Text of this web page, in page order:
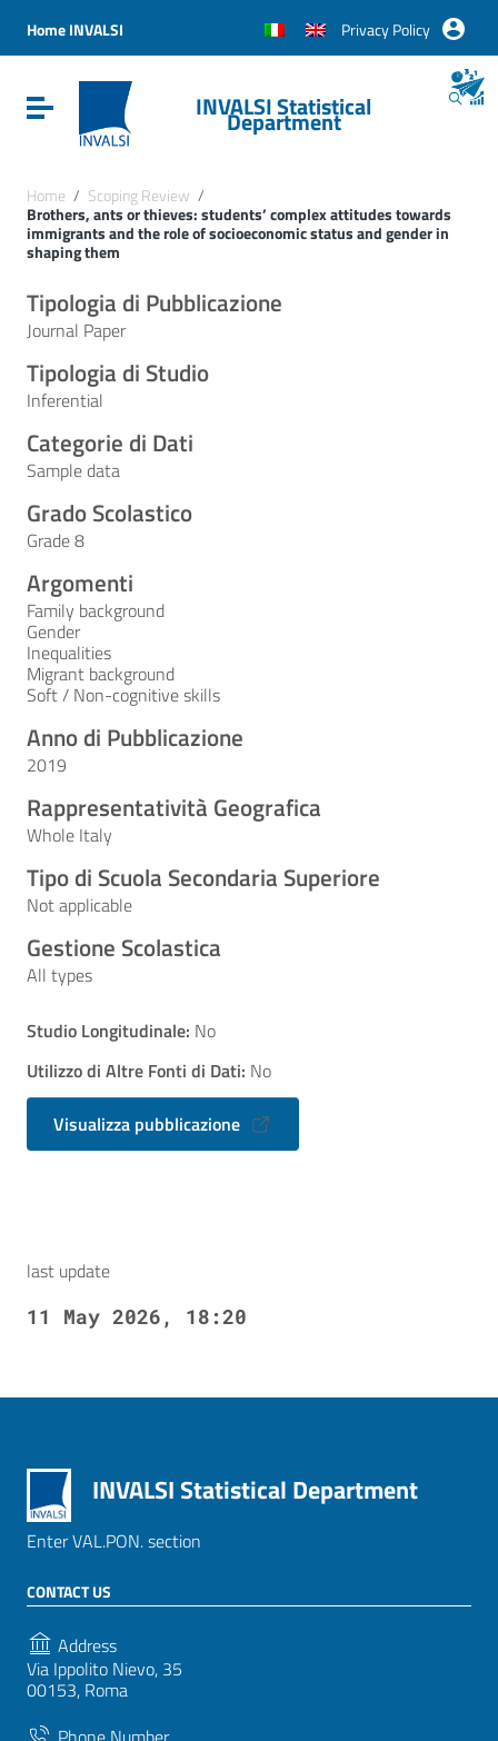
Vai al menu di navigazione
Vai al footer
Home INVALSI Privacy Policy
Attiva / disattiva la navigazioneINVALSI Statistical
Department
Home / Scoping Review /
Brothers, ants or thieves: students’ complex attitudes towards
immigrants and the role of socioeconomic status and gender in
shaping them
Tipologia di Pubblicazione
Journal Paper
Tipologia di Studio
Inferential
Categorie di Dati
Sample data
Grado Scolastico
Grade 8
Argomenti
Family background
Gender
Inequalities
Migrant background
Soft / Non-cognitive skills
Anno di Pubblicazione
2019
Rappresentatività Geografica
Whole Italy
Tipo di Scuola Secondaria Superiore
Not applicable
Gestione Scolastica
All types
Studio Longitudinale: No
Utilizzo di Altre Fonti di Dati: No
Visualizza pubblicazione
last update
11 May 2026, 18:20
INVALSI Statistical Department
Enter VAL.PON. section
CONTACT US
Address
Via Ippolito Nievo, 35
00153, Roma